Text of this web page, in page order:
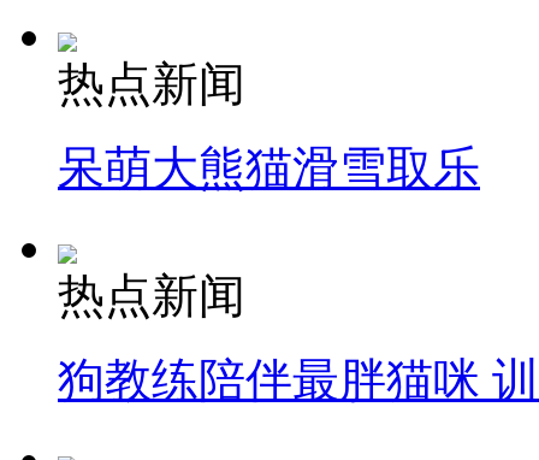
热点新闻
呆萌大熊猫滑雪取乐
热点新闻
狗教练陪伴最胖猫咪